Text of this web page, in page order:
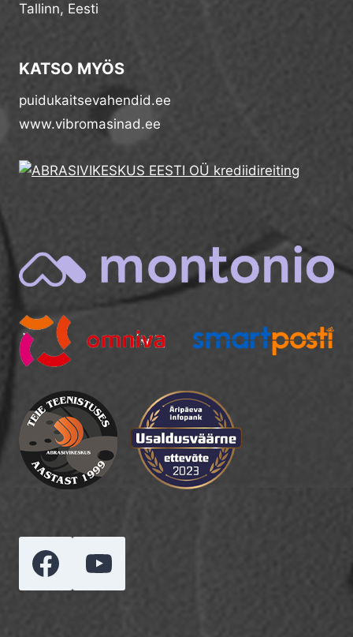
Tallinn, Eesti
KATSO MYÖS
puidukaitsevahendid.ee
www.vibromasinad.ee